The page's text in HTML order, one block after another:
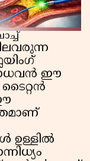
ഈ
ഉള്ളിൽ